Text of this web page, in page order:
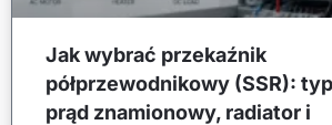
Jak wybrać przekaźnik
półprzewodnikowy (SSR):
prąd znamionowy, radiator i